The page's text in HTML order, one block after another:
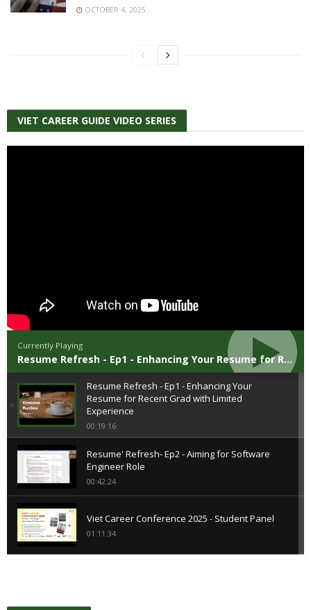
OCTOBER 4, 2025
VIET CAREER GUIDE VIDEO SERIES
Currently Playing
Resume Refresh - Ep1 - Enhancing Your Resume for Recent Grad with Limited Experience
Resume Refresh - Ep1 - Enhancing Your
Resume for Recent Grad with Limited
Experience
00:19:16
Resume' Refresh- Ep2 - Aiming for Software
Engineer Role
00:42:24
Viet Career Conference 2025 - Student Panel
01:11:34